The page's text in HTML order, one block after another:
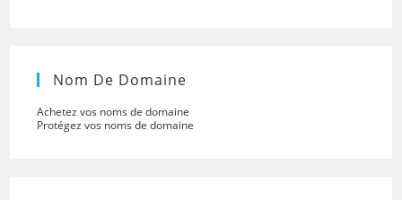
Nom De Domaine
Achetez vos noms de domaine
Protégez vos noms de domaine